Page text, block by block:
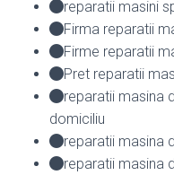
reparatii masini
Firma reparatii
Firme reparatii
Pret reparatii
reparatii masina
domiciliu
reparatii masina
reparatii masina